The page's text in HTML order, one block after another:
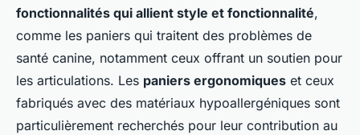
fonctionnalités qui allient style et fonctionnalité,
comme les paniers qui traitent des problèmes de
santé canine, notamment ceux offrant un soutien pour
les articulations. Les paniers ergonomiques et ceux
fabriqués avec des matériaux hypoallergéniques sont
particulièrement recherchés pour leur contribution au